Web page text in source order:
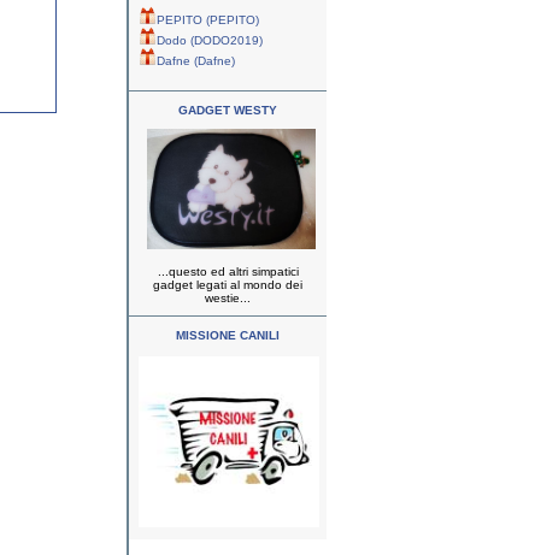
PEPITO (PEPITO)
Dodo (DODO2019)
Dafne (Dafne)
GADGET WESTY
...questo ed altri simpatici
gadget legati al mondo dei
westie...
MISSIONE CANILI